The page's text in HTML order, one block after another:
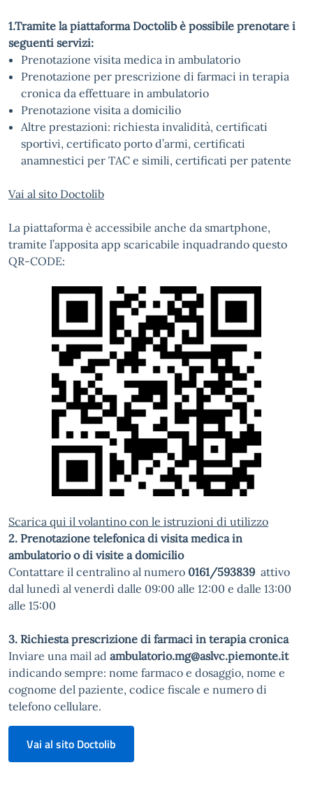
1.Tramite la piattaforma Doctolib è possibile prenotare i
seguenti servizi:
Prenotazione visita medica in ambulatorio
Prenotazione per prescrizione di farmaci in terapia
cronica da effettuare in ambulatorio
Prenotazione visita a domicilio
Altre prestazioni: richiesta invalidità, certificati
sportivi, certificato porto d’armi, certificati
anamnestici per TAC e simili, certificati per patente
Vai al sito Doctolib
La piattaforma è accessibile anche da smartphone,
tramite l’apposita app scaricabile inquadrando questo
QR-CODE:
Scarica qui il volantino con le istruzioni di utilizzo
2. Prenotazione telefonica di visita medica in
ambulatorio o di visite a domicilio
Contattare il centralino al numero 0161/593839 attivo
dal lunedì al venerdì dalle 09:00 alle 12:00 e dalle 13:00
alle 15:00
3. Richiesta prescrizione di farmaci in terapia cronica
Inviare una mail ad ambulatorio.mg@aslvc.piemonte.it
indicando sempre: nome farmaco e dosaggio, nome e
cognome del paziente, codice fiscale e numero di
telefono cellulare.
Vai al sito Doctolib